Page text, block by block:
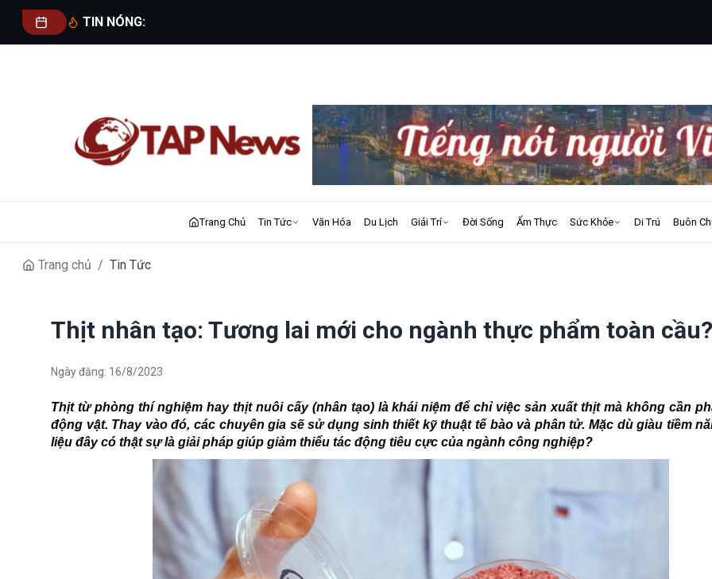
TIN NÓNG:
Trang Chủ Tin Tức Văn Hóa Du Lịch Giải Trí Đời Sống Ẩm Thực Sức Khỏe Di Trú Buôn
Trang chủ / Tin Tức
Thịt nhân tạo: Tương lai mới cho ngành thực phẩm toàn cầu?
Ngày đăng: 16/8/2023
Thịt từ phòng thí nghiệm hay thịt nuôi cấy (nhân tạo) là khái niệm để chỉ việc sản xuất thịt mà không cần
động vật. Thay vào đó, các chuyên gia sẽ sử dụng sinh thiết kỹ thuật tế bào và phân tử. Mặc dù giàu tiềm
liệu đây có thật sự là giải pháp giúp giảm thiểu tác động tiêu cực của ngành công nghiệp?